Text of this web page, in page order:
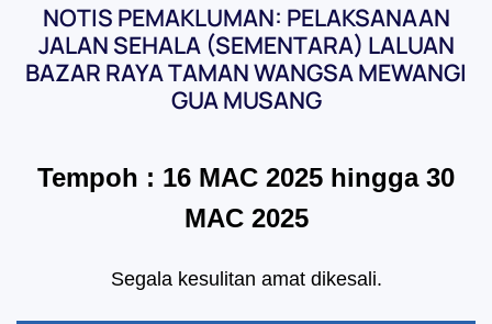
NOTIS PEMAKLUMAN: PELAKSANAAN
JALAN SEHALA (SEMENTARA) LALUAN
BAZAR RAYA TAMAN WANGSA MEWANGI
GUA MUSANG
Tempoh : 16 MAC 2025 hingga 30
MAC 2025
Segala kesulitan amat dikesali.